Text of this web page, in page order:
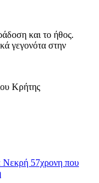
και το ήθος.
γεγονότα στην
Κρήτης
Νεκρή 57χρονη που